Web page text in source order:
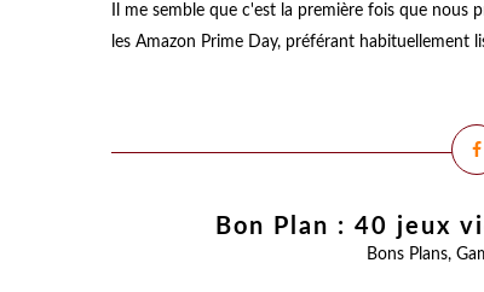
Il me semble que c'est la première fois que
les Amazon Prime Day, préférant habituellement
Bon Plan : 40 jeux
Bons Plans,